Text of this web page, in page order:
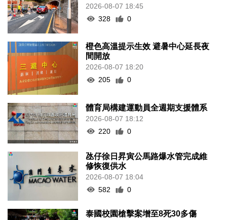
2026-08-07 18:45
328
0
橙色高溫提示生效 避暑中心延長夜
間開放
2026-08-07 18:20
205
0
體育局構建運動員全週期支援體系
2026-08-07 18:12
220
0
氹仔徐日昇寅公馬路爆水管完成維
修恢復供水
2026-08-07 18:04
582
0
泰國校園槍擊案增至8死30多傷